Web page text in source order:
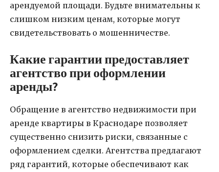
арендуемой площади. Будьте внимательны к
слишком низким ценам, которые могут
свидетельствовать о мошенничестве.
Какие гарантии предоставляет
агентство при оформлении
аренды?
Обращение в агентство недвижимости при
аренде квартиры в Краснодаре позволяет
существенно снизить риски, связанные с
оформлением сделки. Агентства предлагают
ряд гарантий, которые обеспечивают как